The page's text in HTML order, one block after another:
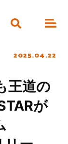
2025.04.22
王道の
が